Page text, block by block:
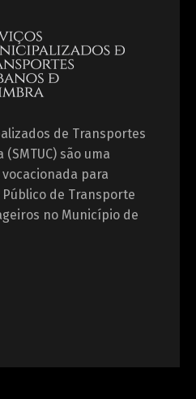
de Transportes
são uma
para
de Transporte
no Município de